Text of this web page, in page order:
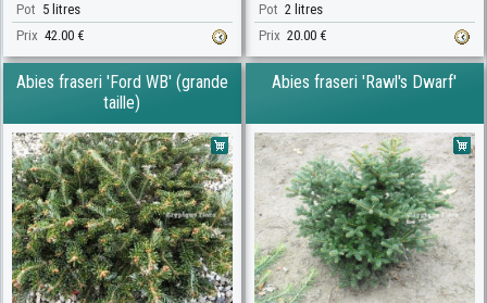
Pot 5 litres
Prix 42.00 €
Pot 2 litres
Prix 20.00 €
Abies fraseri 'Ford WB' (grande
taille)
Abies fraseri 'Rawl's Dwarf'